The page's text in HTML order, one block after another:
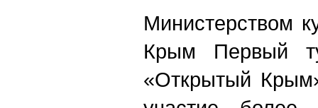
Министерством
Крым Первый
«Открытый